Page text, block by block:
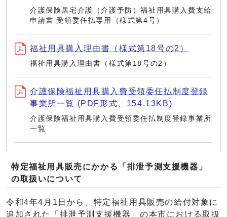
介護保険居宅介護（介護予防）福祉用具購入費支給
申請書 受領委任払専用（様式第4号）
福祉用具購入理由書（様式第18号の2）
福祉用具購入理由書（様式第18号の2）
介護保険福祉用具購入費受領委任払制度登録
事業所一覧 (PDF形式、154.13KB)
介護保険福祉用具購入費受領委任払制度登録事業所
一覧
特定福祉用具販売にかかる「排泄予測支援機器」
の取扱いについて
令和4年4月1日から、特定福祉用具販売の給付対象に
追加された「排泄予測支援機器」の本市における取扱